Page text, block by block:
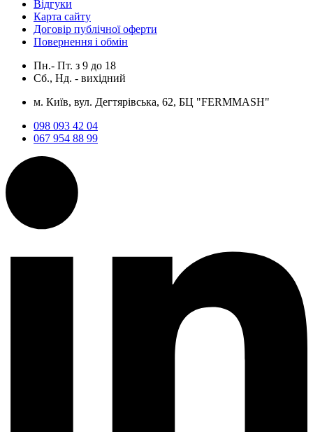
Відгуки
Карта сайту
Договір публічної оферти
Повернення і обмін
Пн.- Пт. з 9 до 18
Сб., Нд. - вихідний
м. Київ, вул. Дегтярівська, 62, БЦ "FERMMASH"
098 093 42 04
067 954 88 99